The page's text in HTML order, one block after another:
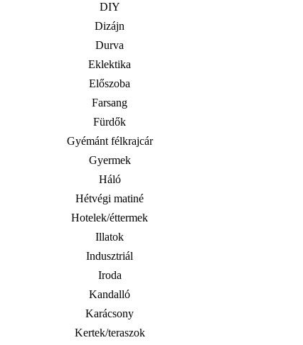
DIY
Dizájn
Durva
Eklektika
Előszoba
Farsang
Fürdők
Gyémánt félkrajcár
Gyermek
Háló
Hétvégi matiné
Hotelek/éttermek
Illatok
Indusztriál
Iroda
Kandalló
Karácsony
Kertek/teraszok